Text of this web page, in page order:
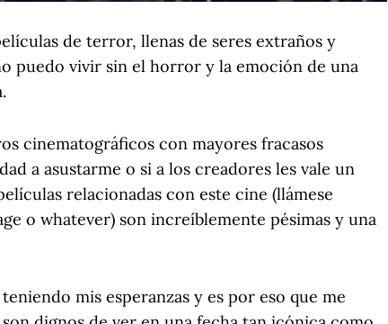
de terror, llenas de seres extraños y
puedo vivir sin el horror y la emoción de una
cinematográficos con mayores fracasos
a asustarme o si a los creadores les vale un
relacionadas con este cine (llámese
o whatever) son increíblemente pésimas y una
mis esperanzas y es por eso que me